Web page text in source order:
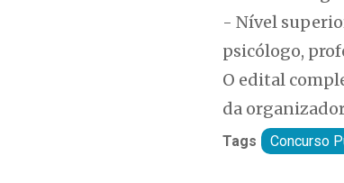
- Nível
psicólogo,
O edital
da
Tags Concurso